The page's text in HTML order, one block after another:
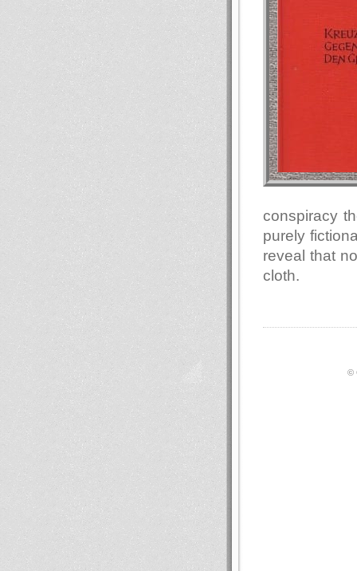
conspiracy
purely
reveal that
cloth.
©